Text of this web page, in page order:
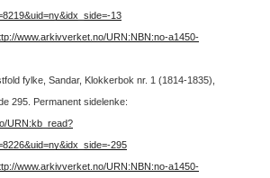
13
www.arkivverket.no/URN:NBN:no-a1450-
fylke, Sandar, Klokkerbok nr. 1 (1814-1835),
295. Permanent sidelenke:
URN:kb_read?
295
www.arkivverket.no/URN:NBN:no-a1450-